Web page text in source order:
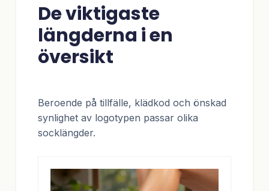
De viktigaste
längderna i en
översikt
Beroende på tillfälle, klädkod och önskad
synlighet av logotypen passar olika
socklängder.